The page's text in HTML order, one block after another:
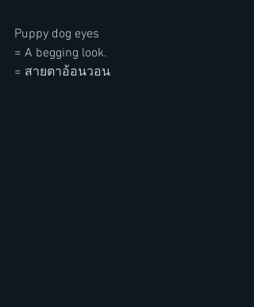
Puppy dog eyes
= A begging look.
= สายตาอ้อนวอน